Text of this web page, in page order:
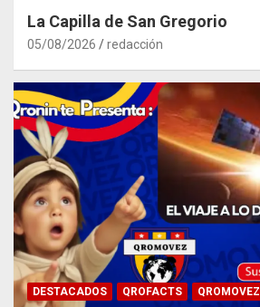
La Capilla de San Gregorio
05/08/2026 redacción
DESTACADOS QROFACTS QROMOVEZ